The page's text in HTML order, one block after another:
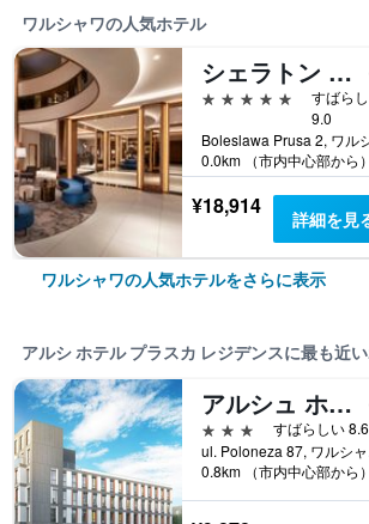
ワルシャワの人気ホテル
シェラトン グランド ワルシャワ
5つ星
すばら
9.0
0.0km （市内中心部から）
¥18,914 詳細を見
ワルシャワの人気ホテルをさらに表示
アルシ ホテル プラスカ レジデンスに最も近
アルシュ ホテル ポロネザ
3つ星
すばらしい 8.6
0.8km （市内中心部から）